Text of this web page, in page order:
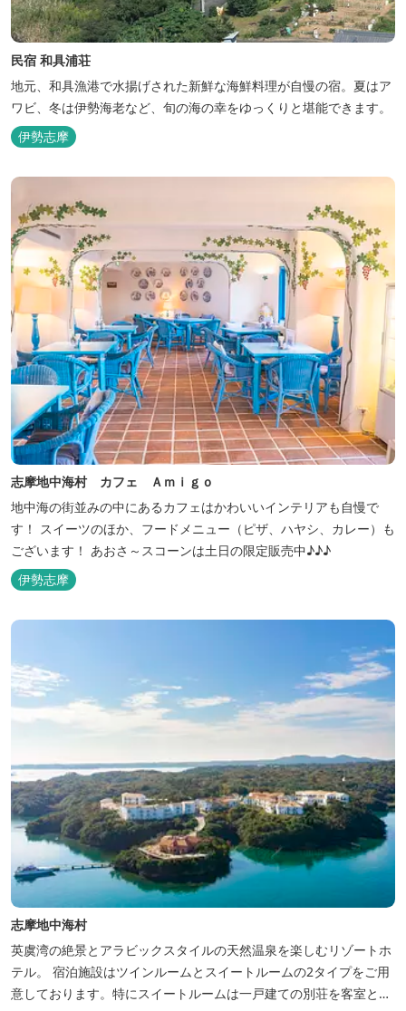
民宿 和具浦荘
地元、和具漁港で水揚げされた新鮮な海鮮料理が自慢の宿。夏はア
ワビ、冬は伊勢海老など、旬の海の幸をゆっくりと堪能できます。
伊勢志摩
志摩地中海村 カフェ Ａｍｉｇｏ
地中海の街並みの中にあるカフェはかわいいインテリアも自慢で
す！ スイーツのほか、フードメニュー（ピザ、ハヤシ、カレー）も
ございます！ あおさ～スコーンは土日の限定販売中♪♪♪
伊勢志摩
志摩地中海村
英虞湾の絶景とアラビックスタイルの天然温泉を楽しむリゾートホ
テル。 宿泊施設はツインルームとスイートルームの2タイプをご用
意しております。特にスイートルームは一戸建ての別荘を客室とし